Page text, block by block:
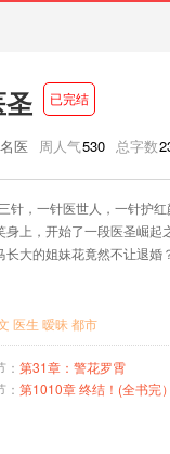
已完结
医 周人气530 总字数
针，一针医世人，一针
身上，开始了一段医圣崛
长大的姐妹花竟然不让退
题。 宋笑只想一心杀
医生 暧昧 都市
第31章：警花罗霄
第1010章 终结！(全书完